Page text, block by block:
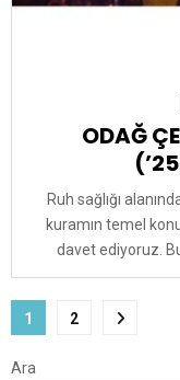
ODAĞ
Ruh sağlığı
kuramın temel
davet ediyoruz.
Yazı
1 2
Ara